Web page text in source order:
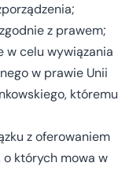
z prawem;
w celu wywiązania
w prawie Unii
któremu
z oferowaniem
o których mowa w